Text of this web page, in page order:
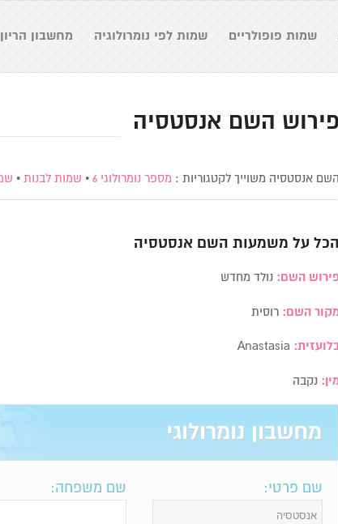
שמות פופולריים שמות לפי נומרולוגיה מחשבון הריון
פירוש השם אנסטסיה
השם אנסטסיה משוייך לקטגוריות : מספר נומרולוגי 6 • שמות לבנות •
הכל על משמעות השם אנסטסיה
השם: נולד מחדש
השם: רוסית
נקבה
מחשבון נומרולוגי
שם פרטי: שם משפחה: